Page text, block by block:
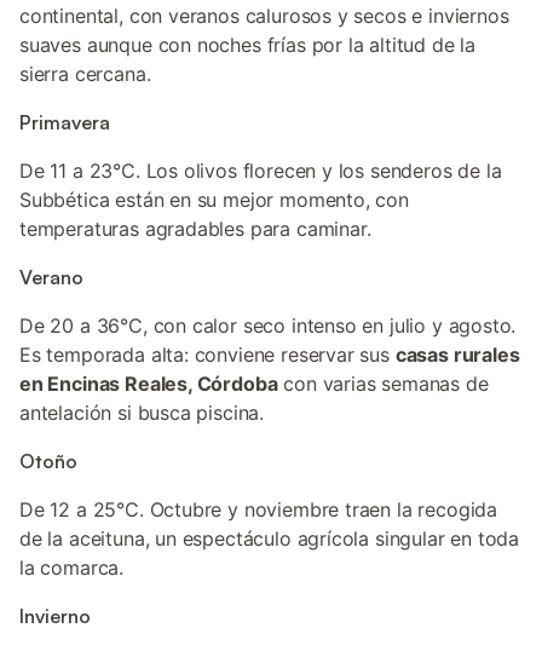
continental, con veranos calurosos y secos e inviernos
suaves aunque con noches frías por la altitud de la
sierra cercana.
Primavera
De 11 a 23°C. Los olivos florecen y los senderos de la
Subbética están en su mejor momento, con
temperaturas agradables para caminar.
Verano
De 20 a 36°C, con calor seco intenso en julio y agosto.
Es temporada alta: conviene reservar sus casas rurales
en Encinas Reales, Córdobacon varias semanas de
antelación si busca piscina.
Otoño
De 12 a 25°C. Octubre y noviembre traen la recogida
de la aceituna, un espectáculo agrícola singular en toda
la comarca.
Invierno